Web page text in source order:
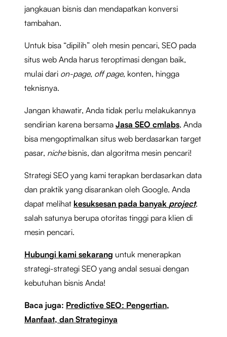
jangkauan bisnis dan mendapatkan konversi
tambahan.
Untuk bisa “dipilih” oleh mesin pencari, SEO pada
situs web Anda harus teroptimasi dengan baik,
mulai dari on-page, off page, konten, hingga
teknisnya.
Jangan khawatir, Anda tidak perlu melakukannya
sendirian karena bersama Jasa SEO cmlabs, Anda
bisa mengoptimalkan situs web berdasarkan target
pasar, niche bisnis, dan algoritma mesin pencari!
Strategi SEO yang kami terapkan berdasarkan data
dan praktik yang disarankan oleh Google. Anda
dapat melihat kesuksesan pada banyak project,
salah satunya berupa otoritas tinggi para klien di
mesin pencari.
Hubungi kami sekarang untuk menerapkan
strategi-strategi SEO yang andal sesuai dengan
kebutuhan bisnis Anda!
Baca juga: Predictive SEO: Pengertian,
Manfaat, dan Strateginya